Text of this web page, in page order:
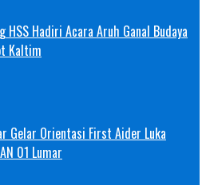
HSS Hadiri Acara Aruh Ganal Budaya
Kaltim
Gelar Orientasi First Aider Luka
01 Lumar